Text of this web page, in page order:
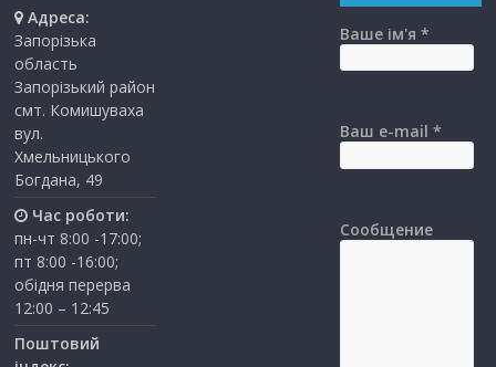
Адреса:
Запорізька
область
Запорізький район
смт. Комишуваха
вул.
Хмельницького
Богдана, 49
Час роботи:
пн-чт 8:00 -17:00;
пт 8:00 -16:00;
обідня перерва
12:00 – 12:45
Поштовий
Ваше ім'я *
Ваш e-mail *
Сообщение